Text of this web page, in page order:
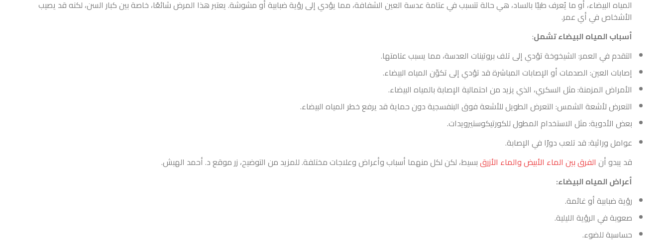
المياه البيضاء، أو ما يُعرف طبيًا بالساد، هي حالة تتسبب في عتامة عدسة العين الشفافة، مما يؤدي إلى رؤية ضبابية أو مشوشة. يعتبر هذا المرض شائعًا، خاصة بين كبار السن، لكنه قد يصيب
الأشخاص في أي عمر.
أسباب المياه البيضاء تشمل:
التقدم في العمر: الشيخوخة تؤدي إلى تلف بروتينات العدسة، مما يسبب عتامتها.
إصابات العين: الصدمات أو الإصابات المباشرة قد تؤدي إلى تكوّن المياه البيضاء.
الأمراض المزمنة: مثل السكري، الذي يزيد من احتمالية الإصابة بالمياه البيضاء.
التعرض لأشعة الشمس: التعرض الطويل للأشعة فوق البنفسجية دون حماية قد يرفع خطر المياه البيضاء.
بعض الأدوية: مثل الاستخدام المطول للكورتيكوستيرويدات.
عوامل وراثية: قد تلعب دورًا في الإصابة.
قد يبدو أن الفرق بين الماء الأبيض والماء الأزرقبسيط، لكن لكل منهما أسباب وأعراض وعلاجات مختلفة. للمزيد من التوضيح، زر موقع د. أحمد الهبش.
أعراض المياه البيضاء:
رؤية ضبابية أو غائمة.
صعوبة في الرؤية الليلية.
حساسية للضوء.